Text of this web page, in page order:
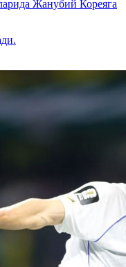
Жанубий Кореяга